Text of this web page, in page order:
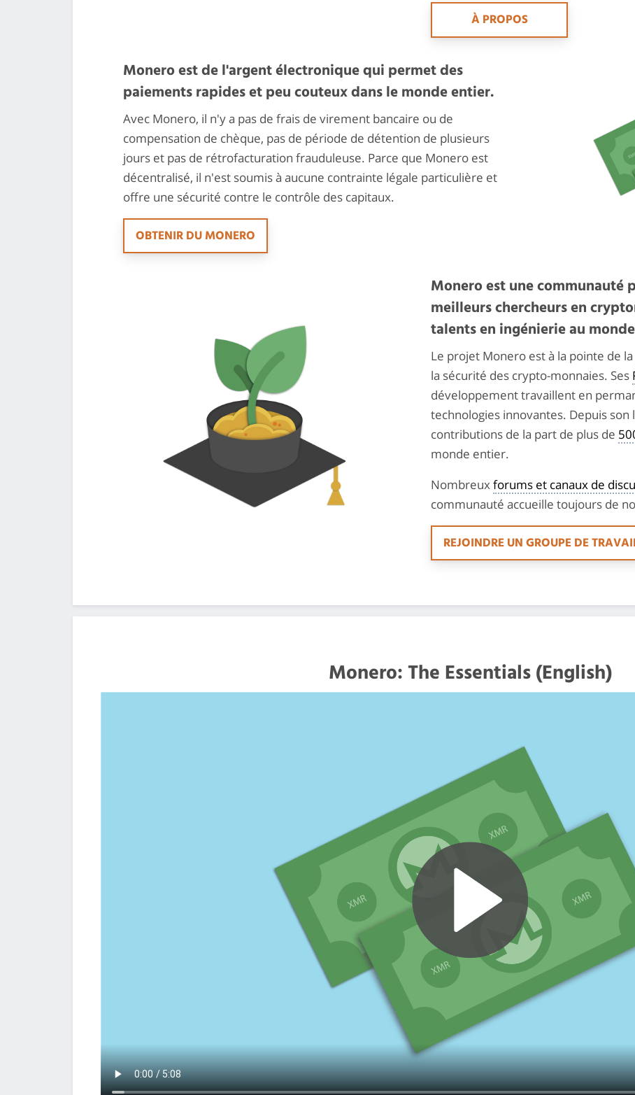
À PROPOS
Monero est de l'argent électronique qui permet des
paiements rapides et peu couteux dans le monde entier.
Avec Monero, il n'y a pas de frais de virement bancaire ou de
compensation de chèque, pas de période de détention de plusieurs
jours et pas de rétrofacturation frauduleuse. Parce que Monero est
décentralisé, il n'est soumis à aucune contrainte légale particulière et
offre une sécurité contre le contrôle des capitaux.
OBTENIR DU MONERO
Monero est une communauté
meilleurs chercheurs en
talents en ingénierie au
Le projet Monero est à la pointe de
la sécurité des crypto-monnaies. Ses
développement travaillent en
technologies innovantes. Depuis
contributions de la part de plus de
monde entier.
Nombreuxforums et canaux de
communauté accueille toujours de
REJOINDRE UN GROUPE DE
Monero: The Essentials (English)